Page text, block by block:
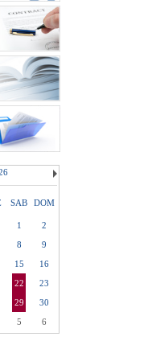
SAB DOM
1
2
8 9
15
16
22
23
29
30
5 6